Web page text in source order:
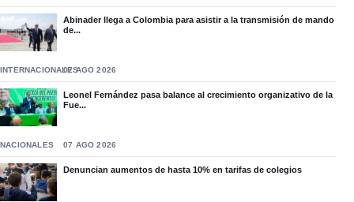
Abinader llega a Colombia para asistir a la transmisión de mando
de...
INTERNACIONALES07 AGO 2026
Leonel Fernández pasa balance al crecimiento organizativo de la
Fue...
NACIONALES 07 AGO 2026
Denuncian aumentos de hasta 10% en tarifas de colegios